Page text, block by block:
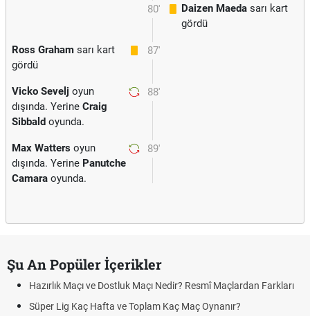
80' Daizen Maeda sarı kart
gördü
87'
Ross Graham sarı kart
gördü
88'
Vicko Sevelj oyun
dışında. Yerine Craig
Sibbald oyunda.
89'
Max Watters oyun
dışında. Yerine Panutche
Camara oyunda.
Şu An Popüler İçerikler
Hazırlık Maçı ve Dostluk Maçı Nedir? Resmî Maçlardan Farkları
Süper Lig Kaç Hafta ve Toplam Kaç Maç Oynanır?